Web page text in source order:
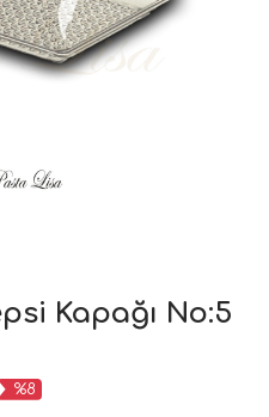
Kapağı No:5
%8